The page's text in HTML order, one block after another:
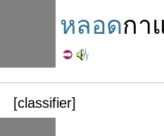
หลอดกา
[classifier]